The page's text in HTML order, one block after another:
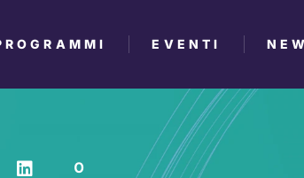
EVENTI
0